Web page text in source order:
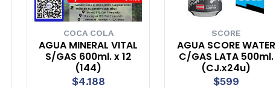
COCA COLA
AGUA MINERAL VITAL
S/GAS 600ml. x 12
(144)
$4.188
SCORE
AGUA SCORE WATER
C/GAS LATA 500ml.
(CJ.x24u)
$599